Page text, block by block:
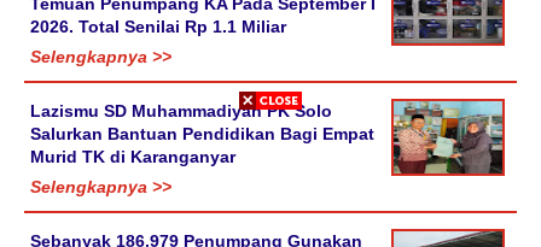
2026. Total Senilai Rp 1.1 Miliar
Selengkapnya >>
Lazismu SD Muhammadiyah PK Solo
Salurkan Bantuan Pendidikan Bagi Empat
Murid TK di Karanganyar
Selengkapnya >>
Sebanyak 186.979 Penumpang Gunakan